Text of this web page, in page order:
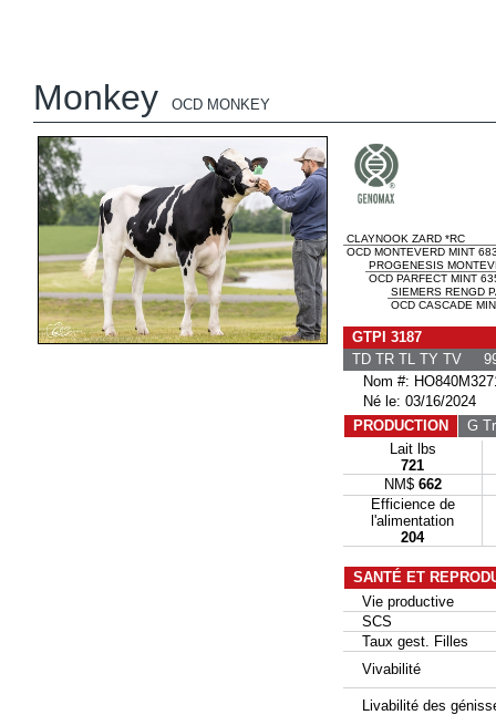
Monkey OCD MONKEY
CLAYNOOK ZARD *RC
OCD MONTEVERD MINT
PROGENESIS
OCD PARFECT MINT
SIEMERS RENGD
OCD CASCADE
GTPI 3187
TD TR TL TY TV
Nom #:
Né le: 03/16/2024
PRODUCTION
G
Lait lbs
721
NM$ 662
Efficience de
l'alimentation
204
SANTÉ ET
Vie productive
SCS
Taux gest. Filles
Vivabilité
Livabilité des